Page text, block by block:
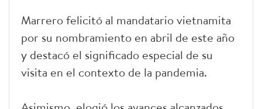
Marrero felicitó al mandatario vietnamita
por su nombramiento en abril de este año
y destacó el significado especial de su
visita en el contexto de la pandemia.